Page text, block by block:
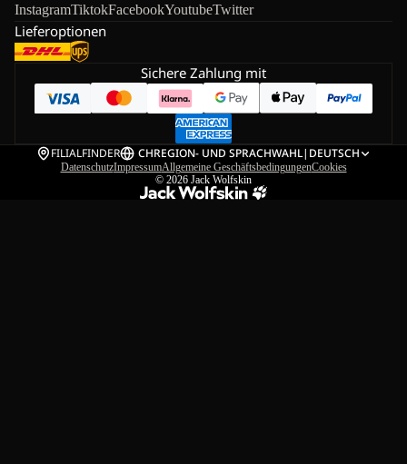
InstagramTiktokFacebookYoutubeTwitter
Lieferoptionen
Sichere Zahlung mit
FILIALFINDER CHREGION- UND SPRACHWAHL| DEUTSCH
DatenschutzImpressumAllgemeine GeschäftsbedingungenCookies
© 2026 Jack Wolfskin